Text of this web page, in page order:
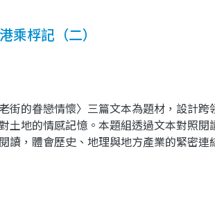
乘桴記（二）
的眷戀情懷〉三篇文本為題材，設計
地的情感記憶。本題組透過文本對照閱
，體會歷史、地理與地方產業的緊密連